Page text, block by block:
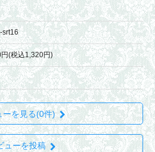
srt16
(税込1,320円)
ーを見る(0件)
ューを投稿